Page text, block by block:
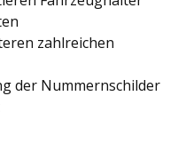
zahlreichen
der Nummernschilder